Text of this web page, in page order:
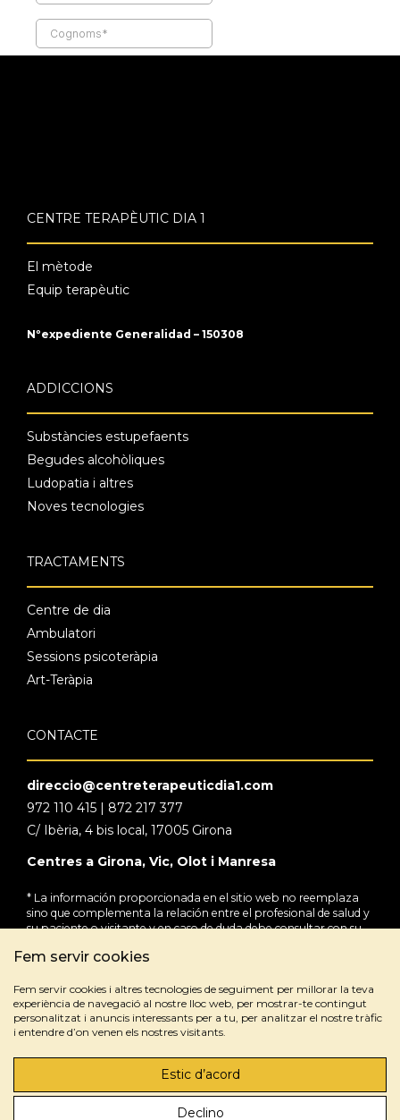
Fem servir cookies
Fem servir cookies i altres tecnologies de seguiment per millorar la teva
experiència de navegació al nostre lloc web, per mostrar-te contingut
personalitzat i anuncis interessants per a tu, per analitzar el nostre tràfic
i entendre d’on venen els nostres visitants.
Estic d’acord
Declino
CENTRE TERAPÈUTIC DIA 1
El mètode
Equip terapèutic
Nºexpediente Generalidad – 150308
ADDICCIONS
Substàncies estupefaents
Begudes alcohòliques
Ludopatia i altres
Noves tecnologies
TRACTAMENTS
Centre de dia
Ambulatori
Sessions psicoteràpia
Art-Teràpia
CONTACTE
direccio@centreterapeuticdia1.com
972 110 415 | 872 217 377
C/ Ibèria, 4 bis local, 17005 Girona
Centres a Girona, Vic, Olot i Manresa
* La información proporcionada en el sitio web no reemplaza
sino que complementa la relación entre el profesional de salud y
su paciente o visitante y en caso de duda debe consultar con su
Avís legal Política de privacitat Política de cookies